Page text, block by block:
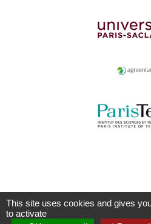
This site uses cookies and gives
to activate